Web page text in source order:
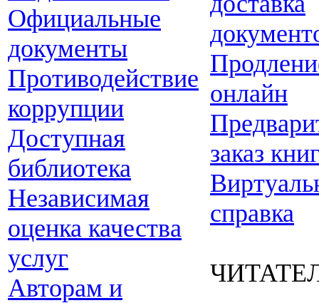
Официальные
документы
Противодействие
коррупции
Доступная
библиотека
Независимая
оценка качества
услуг
Авторам и
онлайн
заказ
справка